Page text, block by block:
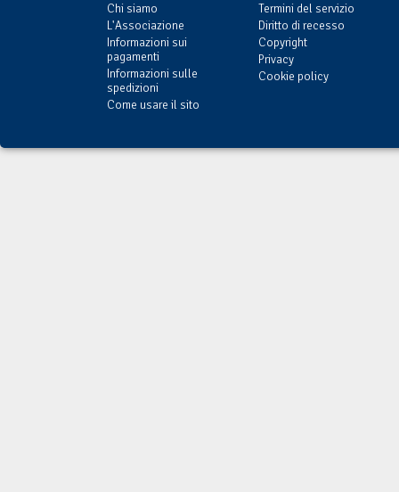
Chi siamo
L'Associazione
Informazioni sui
pagamenti
Informazioni sulle
spedizioni
Come usare il sito
Termini del servizio
Diritto di recesso
Copyright
Privacy
Cookie policy